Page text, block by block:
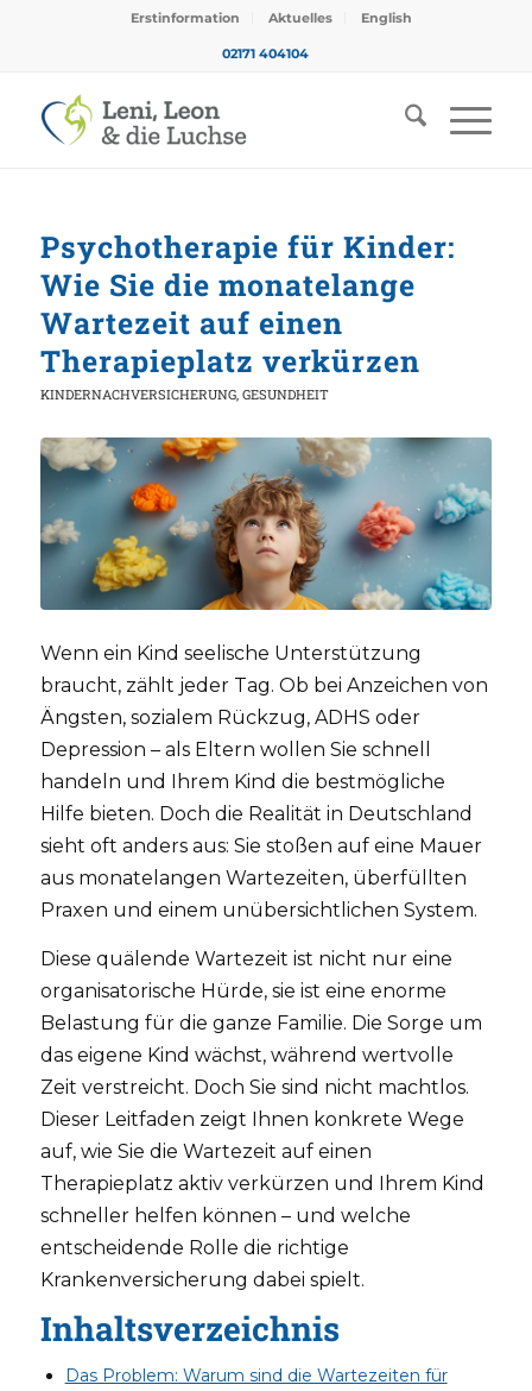
Erstinformation Aktuelles English
02171 404104
Psychotherapie für Kinder:
Wie Sie die monatelange
Wartezeit auf einen
Therapieplatz verkürzen
KINDERNACHVERSICHERUNG, GESUNDHEIT
Wenn ein Kind seelische Unterstützung
braucht, zählt jeder Tag. Ob bei Anzeichen von
Ängsten, sozialem Rückzug, ADHS oder
Depression – als Eltern wollen Sie schnell
handeln und Ihrem Kind die bestmögliche
Hilfe bieten. Doch die Realität in Deutschland
sieht oft anders aus: Sie stoßen auf eine Mauer
aus monatelangen Wartezeiten, überfüllten
Praxen und einem unübersichtlichen System.
Diese quälende Wartezeit ist nicht nur eine
organisatorische Hürde, sie ist eine enorme
Belastung für die ganze Familie. Die Sorge um
das eigene Kind wächst, während wertvolle
Zeit verstreicht. Doch Sie sind nicht machtlos.
Dieser Leitfaden zeigt Ihnen konkrete Wege
auf, wie Sie die Wartezeit auf einen
Therapieplatz aktiv verkürzen und Ihrem Kind
schneller helfen können – und welche
entscheidende Rolle die richtige
Krankenversicherung dabei spielt.
Inhaltsverzeichnis
Das Problem: Warum sind die Wartezeiten für